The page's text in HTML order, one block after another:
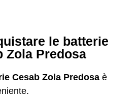
le batterie
Zola Predosa
Cesab Zola Predosa è